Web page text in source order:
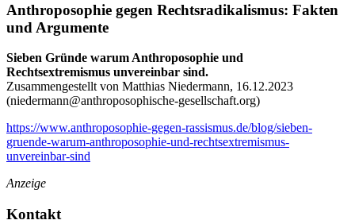
Anthroposophie gegen Rechtsradikalismus: Fakten
und Argumente
Sieben Gründe warum Anthroposophie und
Rechtsextremismus unvereinbar sind.
Zusammengestellt von Matthias Niedermann, 16.12.2023
(niedermann@anthroposophische-gesellschaft.org)
https://www.anthroposophie-gegen-rassismus.de/blog/sieben-
gruende-warum-anthroposophie-und-rechtsextremismus-
unvereinbar-sind
Anzeige
Kontakt